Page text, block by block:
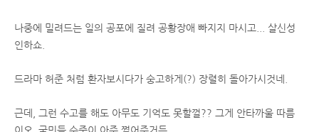
나중에 밀려드는 일의 공포에 질려 공황장애 빠지지 마시고... 살신성
인하쇼.
드라마 허준 처럼 환자보시다가 숭고하게(?) 장렬히 돌아가시것네.
근데, 그런 수고를 해도 아무도 기억도 못할껄?? 그게 안타까울 따름